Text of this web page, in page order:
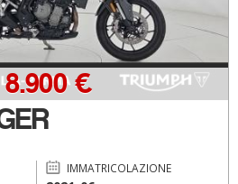
€
IMMATRICOLAZIONE